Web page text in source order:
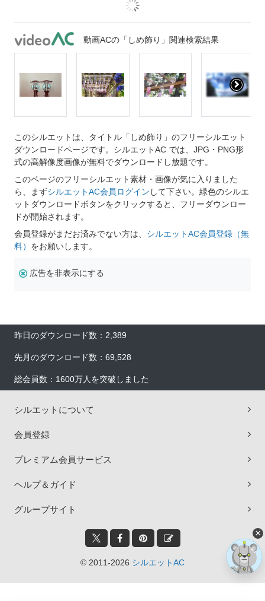
動画ACの「しめ飾り」関連検索結果
このシルエットは、タイトル「しめ飾り」のフリーシルエット
ダウンロードページです。シルエットAC では、JPG・PNG形
式の高解像度画像が無料でダウンロードし放題です。
このページのフリーシルエット素材・画像が気に入りました
ら、まずシルエットAC会員ログイン して下さい。緑色のシルエ
ットダウンロードボタンをクリックすると、フリーダウンロー
ドが開始されます。
会員登録がまだお済みでない方は、 シルエットAC会員登録（無
料） をお願いします。
広告を非表示にする
昨日のダウンロード数：2,389
先月のダウンロード数：69,528
総会員数：1600万人を突破しました
シルエットについて
会員登録
プレミアム会員サービス
ヘルプ＆ガイド
グループサイト
© 2011-2026 シルエットAC
×